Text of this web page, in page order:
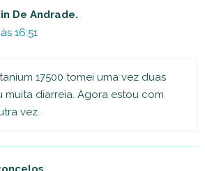
De Andrade.
16:51
17500 tomei uma vez duas
muita diarreia. Agora estou com
vez.